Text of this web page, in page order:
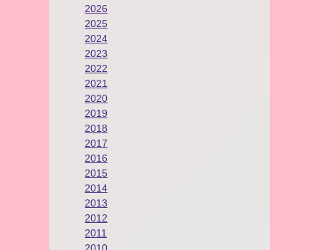
2026
2025
2024
2023
2022
2021
2020
2019
2018
2017
2016
2015
2014
2013
2012
2011